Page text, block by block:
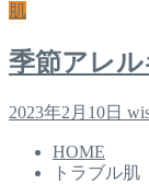
肌
季節アレ
2023年2月10日
HOME
トラブル肌